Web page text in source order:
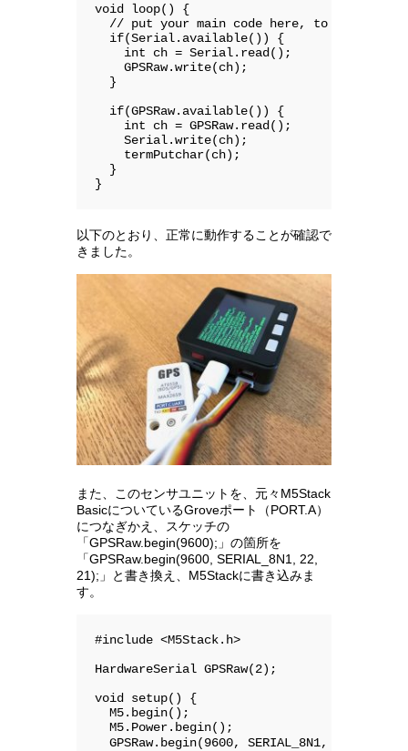
void loop() {
// put your main code here, to run
  if(Serial.available()) {
    int ch = Serial.read();
    GPSRaw.write(ch);
  }
  if(GPSRaw.available()) {
    int ch = GPSRaw.read();
    Serial.write(ch);
    termPutchar(ch);
  }
}
以下のとおり、正常に動作することが確認で
きました。
また、このセンサユニットを、元々M5Stack
BasicについているGroveポート（PORT.A）
につなぎかえ、スケッチの
「GPSRaw.begin(9600);」の箇所を
「GPSRaw.begin(9600, SERIAL_8N1, 22,
21);」と書き換え、M5Stackに書き込みま
す。
#include <M5Stack.h>
HardwareSerial GPSRaw(2);
void setup() {
  M5.begin();
  M5.Power.begin();
GPSRaw.begin(9600, SERIAL_8N1, 22, 21);